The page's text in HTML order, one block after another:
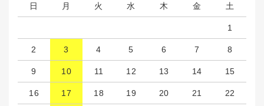
日 月 火 水 木 金 土
1
2 3 4 5 6 7 8
9 10 11 12 13 14 15
16 17 18 19 20 21 22